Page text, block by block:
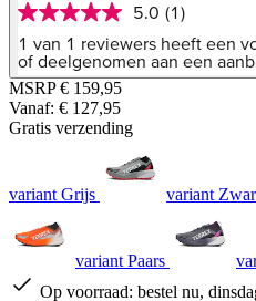
5.0
van
5
sterren,
gemiddelde
scorewaarde.
Read
paginalink.
5.0 (1)
1 van 1 reviewers heeft een
of deelgenomen aan een
MSRP € 159,95
Vanaf: € 127,95
Gratis verzending
variant Grijs variant
variant Paars
Op voorraad: bestel nu,